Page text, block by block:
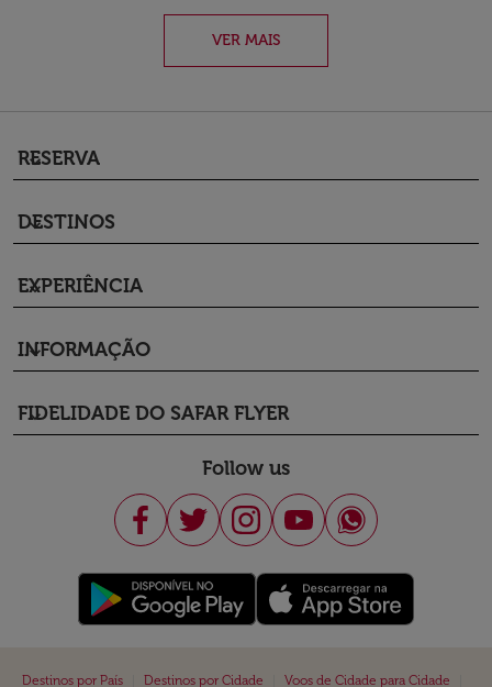
VER MAIS
RESERVA
keyboard_arrow_down
DESTINOS
keyboard_arrow_down
EXPERIÊNCIA
keyboard_arrow_down
INFORMAÇÃO
keyboard_arrow_down
FIDELIDADE DO SAFAR FLYER
keyboard_arrow_down
Follow us
Destinos por País Destinos por Cidade Voos de Cidade para Cidade